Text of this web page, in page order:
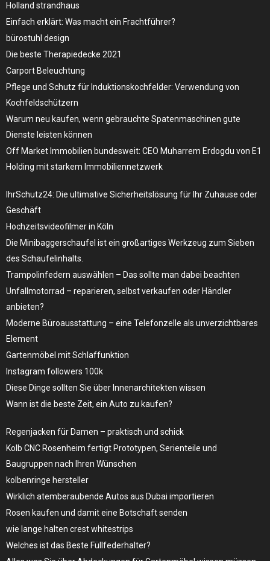
Holland strandhaus
Einfach erklärt: Was macht ein Frachtführer?
bürostuhl design
Die beste Therapiedecke 2021
Carport Beleuchtung
Pflege und Schutz für Induktionskochfelder: Verwendung von
Kochfeldschützern
Warum neu kaufen, wenn gebrauchte Spatenmaschinen gute
Dienste leisten können
Off Market Immobilien bundesweit: CEO Muharrem Erdogdu von E1
Holding mit starkem Immobiliennetzwerk
IhrSchutz24: Die ultimative Sicherheitslösung für Ihr Zuhause oder
Geschäft
Hochzeitsvideofilmer in Köln
Die Minibaggerschaufel ist ein großartiges Werkzeug zum Sieben
des Schaufelinhalts.
Trampolinfedern auswählen – Das sollte man dabei beachten
Unfallmotorrad – reparieren, selbst verkaufen oder Händler
anbieten?
Moderne Büroausstattung – eine Telefonzelle als unverzichtbares
Element
Gartenmöbel mit Schlaffunktion
Instagram followers 100k
Diese Dinge sollten Sie über Innenarchitekten wissen
Wann ist die beste Zeit, ein Auto zu kaufen?
Regenjacken für Damen – praktisch und schick
Kolb CNC Rosenheim fertigt Prototypen, Serienteile und
Baugruppen nach Ihren Wünschen
kolbenringe hersteller
Wirklich atemberaubende Autos aus Dubai importieren
Rosen kaufen und damit eine Botschaft senden
wie lange halten crest whitestrips
Welches ist das Beste Füllfederhalter?